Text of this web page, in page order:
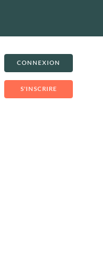
CONNEXION
S'INSCRIRE